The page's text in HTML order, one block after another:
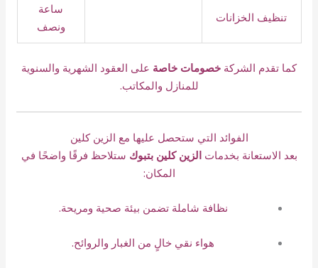
تنظيف الخزانات
ساعة
ونصف
كما تقدم الشركة خصومات خاصة على العقود الشهرية والسنوية
للمنازل والمكاتب.
الفوائد التي ستحصل عليها مع الزين كلين
بعد الاستعانة بخدماتالزين كلين بتبوك ستلاحظ فرقًا واضحًا في
المكان:
نظافة شاملة تضمن بيئة صحية ومريحة.
هواء نقي خالٍ من الغبار والروائح.